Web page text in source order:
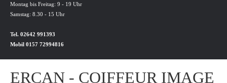
Montag bis Freitag: 9 - 19 Uhr
Samstag: 8.30 - 15 Uhr
Tel. 02642 991393
Mobil 0157 72994816
ERCAN - COIFFEUR IMAGE